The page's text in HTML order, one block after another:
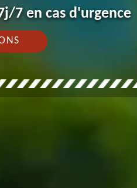
7 en cas d'urgence